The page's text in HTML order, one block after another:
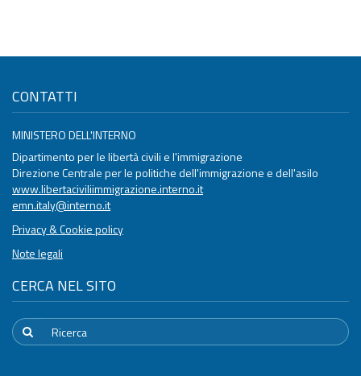
CONTATTI
MINISTERO DELL'INTERNO
Dipartimento per le libertà civili e l'immigrazione
Direzione Centrale per le politiche dell'immigrazione e dell'asilo
www.libertaciviliimmigrazione.interno.it
emn.italy@interno.it
Privacy & Cookie policy
Note legali
CERCA NEL SITO